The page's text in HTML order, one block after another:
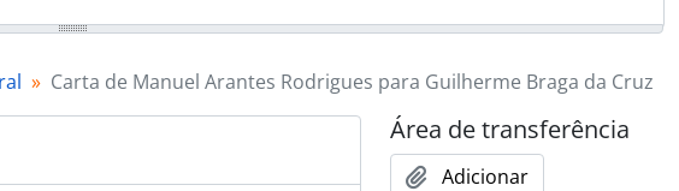
Carta de Manuel Arantes Rodrigues para Guilherme Braga da Cruz
Área de transferência
Adicionar